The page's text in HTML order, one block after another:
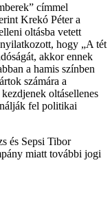
címmel
Krekó Péter a
oltásba vetett
hogy „A tét
akkor ennek
a hamis színben
számára a
oltásellenes
fel politikai
és Sepsi Tibor
miatt további jogi